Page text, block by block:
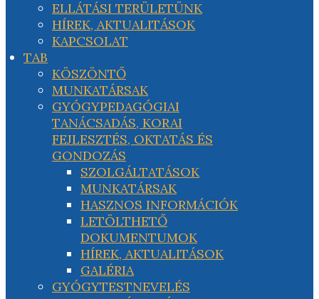
ELLÁTÁSI TERÜLETÜNK
HÍREK, AKTUALITÁSOK
KAPCSOLAT
TAB
KÖSZÖNTŐ
MUNKATÁRSAK
GYÓGYPEDAGÓGIAI
TANÁCSADÁS, KORAI
FEJLESZTÉS, OKTATÁS ÉS
GONDOZÁS
SZOLGÁLTATÁSOK
MUNKATÁRSAK
HASZNOS INFORMÁCIÓK
LETÖLTHETŐ
DOKUMENTUMOK
HÍREK, AKTUALITÁSOK
GALÉRIA
GYÓGYTESTNEVELÉS